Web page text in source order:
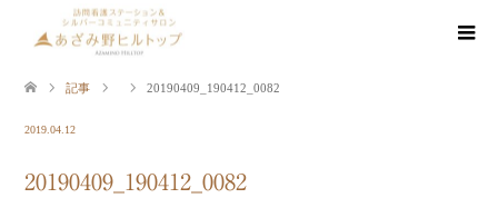
記事 20190409_190412_0082
2019.04.12
20190409_190412_0082